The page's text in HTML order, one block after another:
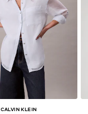
CALVIN KLEIN